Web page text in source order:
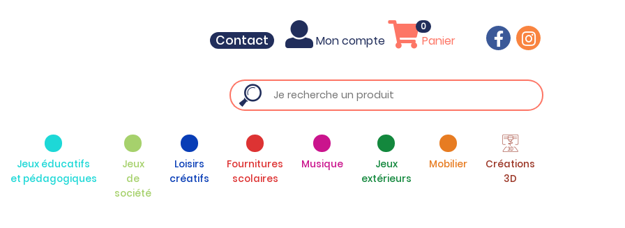
Contact Mon compte Panier
0
Jeux éducatifs
et pédagogiques
Jeux
de
société
Loisirs
créatifs
Fournitures
scolaires
Musique
Jeux
extérieurs
Mobilier
Créations
3D